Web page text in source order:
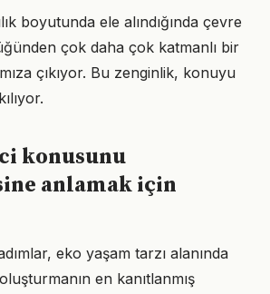
boyutunda ele alındığında çevre
çok daha çok katmanlı bir
çıkıyor. Bu zenginlik, konuyu
konusunu
anlamak için
eko yaşam tarzı alanında
en kanıtlanmış